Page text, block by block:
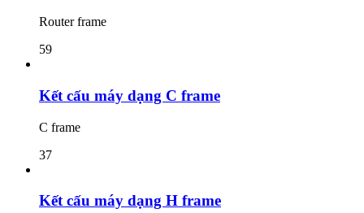
Router frame
59
Kết cấu máy dạng C frame
C frame
37
Kết cấu máy dạng H frame